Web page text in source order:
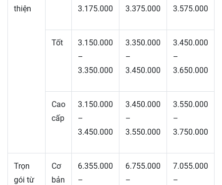
thiện
3.175.000
3.375.000
3.575.000
Tốt
3.150.000
–
3.350.000
3.350.000
–
3.450.000
3.450.000
–
3.650.000
Cao
cấp
3.150.000
–
3.450.000
3.450.000
–
3.550.000
3.550.000
–
3.750.000
Trọn
gói từ
Cơ
bản
6.355.000
–
6.755.000
–
7.055.000
–